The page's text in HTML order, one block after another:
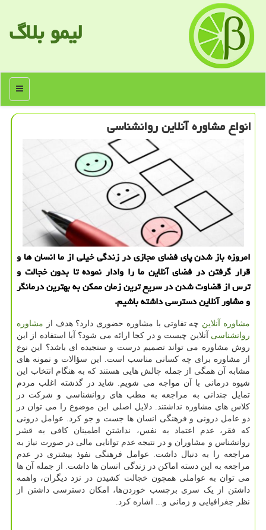
لیمو بلاگ
منو
انواع مشاوره آنلاین روانشناسی
امروزه باز شدن پای فضای مجازی در زندگی خیلی از ما انسان ها و
قرار گرفتن در فضای آنلاین ما را وادار نموده تا بدون خجالت و
ترس از قضاوت شدن در سریع ترین زمان ممكن به بهترین درمانگر
و مشاور آنلاین دسترسی داشته باشیم.
مشاوره آنلاین چه تفاوتی با مشاوره حضوری دارد؟ هدف از مشاوره
روانشناسی آنلاین چیست و در کجا ارائه می شود؟ آیا استفاده از این
روش مشاوره می تواند تصمیم درست و سنجیده ای باشد؟ این نوع
از مشاوره برای چه کسانی مناسب است. این سؤالات و نمونه های
مشابه آن همگی از جمله چالش هایی هستند که به هنگام انتخاب این
شیوه درمانی با آن مواجه می شویم. شاید در گذشته اغلب مردم
تمایل چندانی به مراجعه به مطب های روانشناسی و شرکت در
کلاس های مشاوره نداشتند. دلایل اصلی این موضوع را می توان در
دو عامل درونی و فرهنگی انسان ها جست و جو کرد. عوامل درونی
که فقر، عدم اعتماد به نفس، نداشتن اطمینان کافی به قشر
روانشناس و مشاوران و در نتیجه عدم توانایی مالی در صورت نیاز به
مراجعه را به دنبال داشت. عوامل فرهنگی نفوذ بیشتری در عدم
مراجعه به این دسته اماکن در زندگی انسان ها داشت. از جمله آن ها
می توان به عواملی همچون خجالت کشیدن در نزد دیگران، واهمه
داشتن از یک سری برچسب خوردن‌ها، امکان دسترسی داشتن از
نظر جغرافیایی و زمانی و... اشاره کرد.